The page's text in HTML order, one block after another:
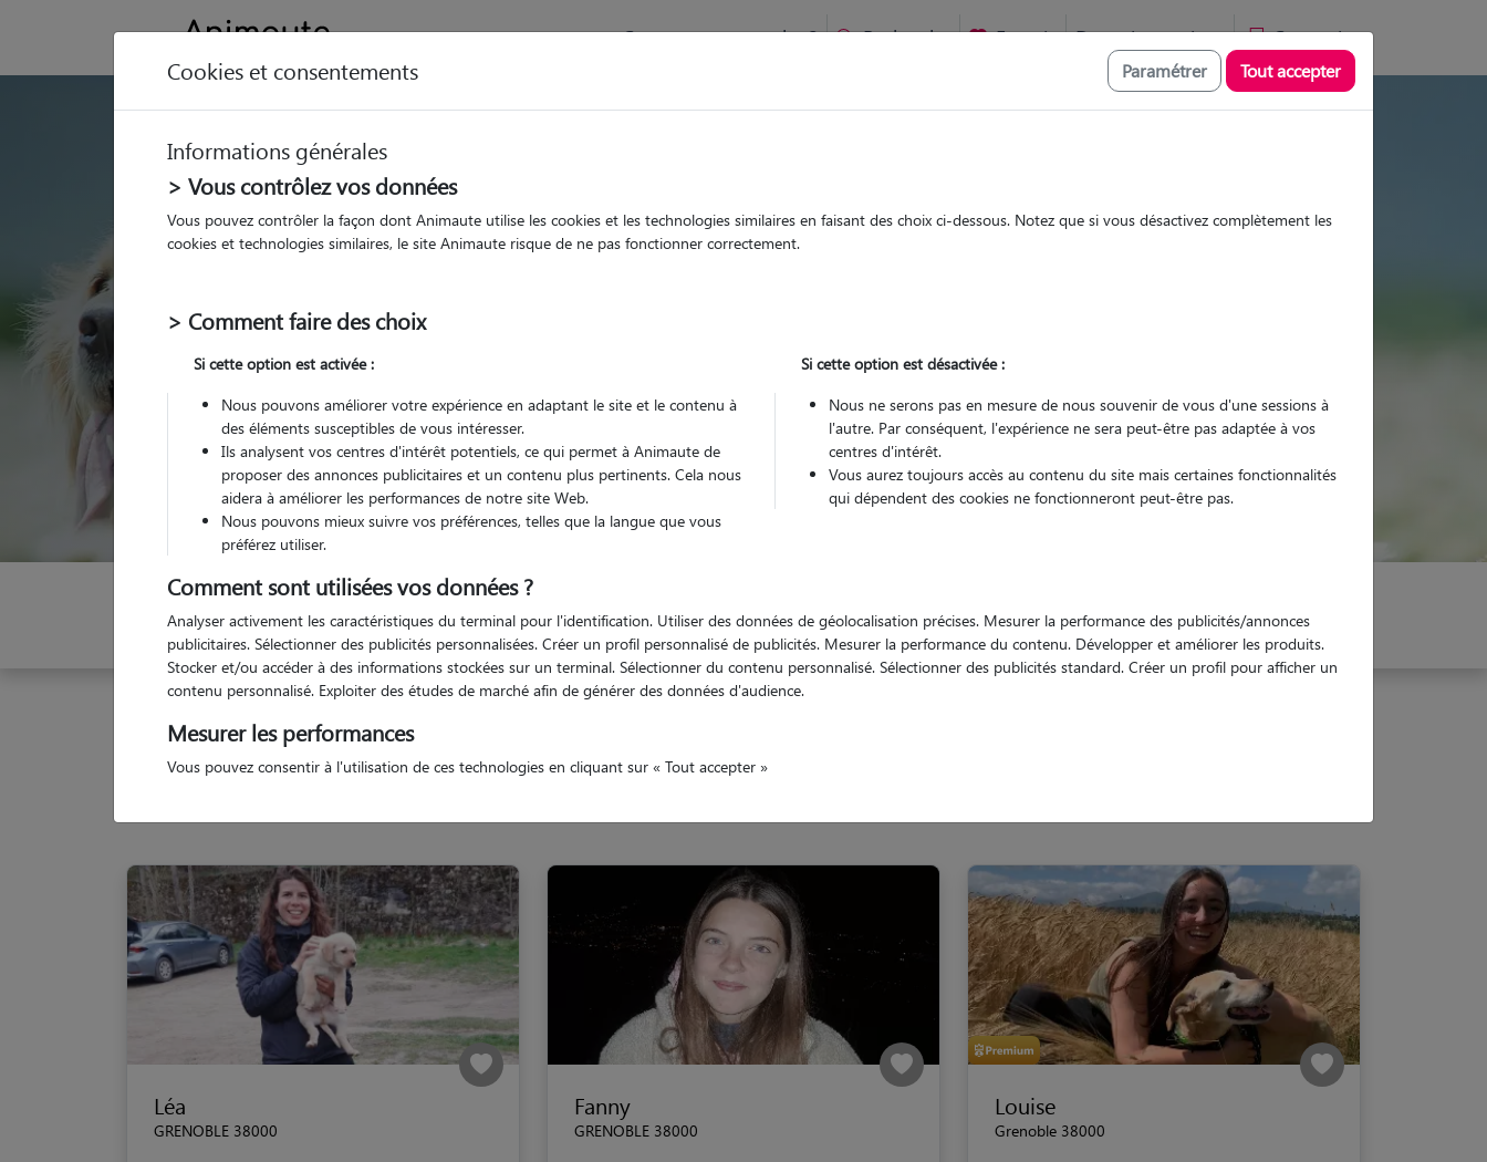
Comment ça marche ? Recherche Favoris Devenir pet sitter Connexion
GARDE ANIMAUX à Grenoble : Garde chien et chat en famille ou à domicile, visites et promenades
Trouvez une garde animaux à
Grenoble
Garde Promenades
Pour quel animal ?
Trouver mon Pet Sitter
Indiquez vos dates
Léa
GRENOBLE 38000
Fanny
GRENOBLE 38000
Louise
Grenoble 38000
Cookies et consentements Paramétrer Tout accepter
Informations générales
> Vous contrôlez vos données
Vous pouvez contrôler la façon dont Animaute utilise les cookies et les technologies similaires en faisant des choix ci-dessous. Notez que si vous désactivez complètement les
cookies et technologies similaires, le site Animaute risque de ne pas fonctionner correctement.
> Comment faire des choix
Si cette option est activée :
Nous pouvons améliorer votre expérience en adaptant le site et le contenu à
des éléments susceptibles de vous intéresser.
Ils analysent vos centres d'intérêt potentiels, ce qui permet à Animaute de
proposer des annonces publicitaires et un contenu plus pertinents. Cela nous
aidera à améliorer les performances de notre site Web.
Nous pouvons mieux suivre vos préférences, telles que la langue que vous
préférez utiliser.
Si cette option est désactivée :
Nous ne serons pas en mesure de nous souvenir de vous d'une sessions à
l'autre. Par conséquent, l'expérience ne sera peut-être pas adaptée à vos
centres d'intérêt.
Vous aurez toujours accès au contenu du site mais certaines fonctionnalités
qui dépendent des cookies ne fonctionneront peut-être pas.
Comment sont utilisées vos données ?
Analyser activement les caractéristiques du terminal pour l'identification. Utiliser des données de géolocalisation précises. Mesurer la performance des publicités/annonces
publicitaires. Sélectionner des publicités personnalisées. Créer un profil personnalisé de publicités. Mesurer la performance du contenu. Développer et améliorer les produits.
Stocker et/ou accéder à des informations stockées sur un terminal. Sélectionner du contenu personnalisé. Sélectionner des publicités standard. Créer un profil pour afficher un
contenu personnalisé. Exploiter des études de marché afin de générer des données d'audience.
Mesurer les performances
Vous pouvez consentir à l'utilisation de ces technologies en cliquant sur « Tout accepter »